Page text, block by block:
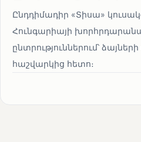
Ընդդիմադիր «Տիսա»
Հունգարիայի
ընտրություններում՝
հաշվարկից հետո։